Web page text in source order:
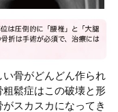
骨がどんどん作られ
鬆症はこの破壊と形
スカスカになってき